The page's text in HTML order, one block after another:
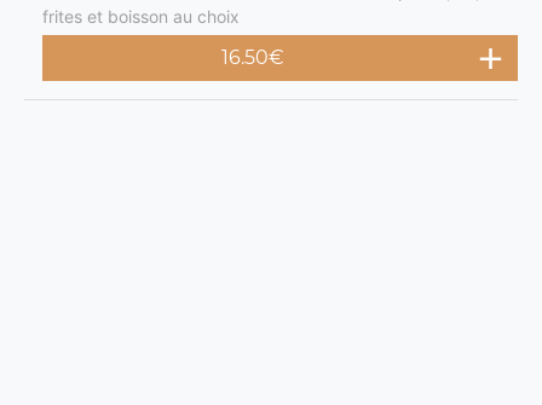
frites et boisson au choix
16.50€